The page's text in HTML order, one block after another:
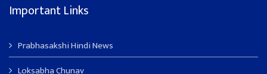
Important Links
Prabhasakshi Hindi News
Loksabha Chunav